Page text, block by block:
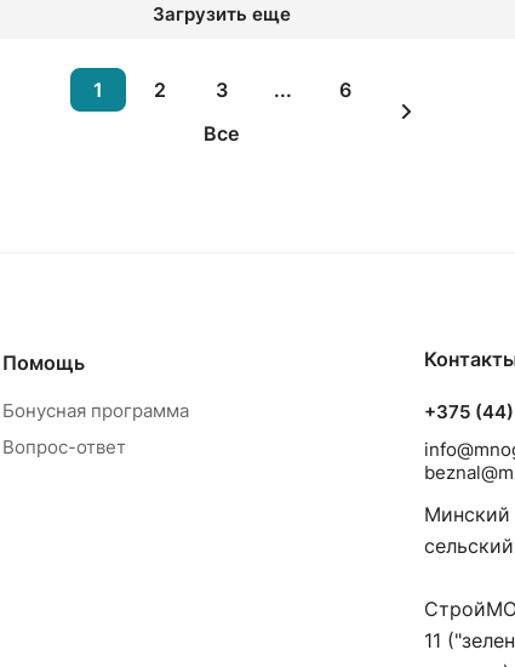
Загрузить еще
1 2 3 ...
6
Все
Помощь
Бонусная программа
Вопрос-ответ
+375
11